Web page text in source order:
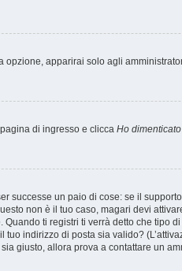
opzione, apparirai solo agli
di ingresso e cliccaHo
successe un paio di cose: se il
non è il tuo caso, magari devi
ti registri ti verrà detto che tipo
indirizzo di posta sia valido?
giusto, allora prova a contattare un